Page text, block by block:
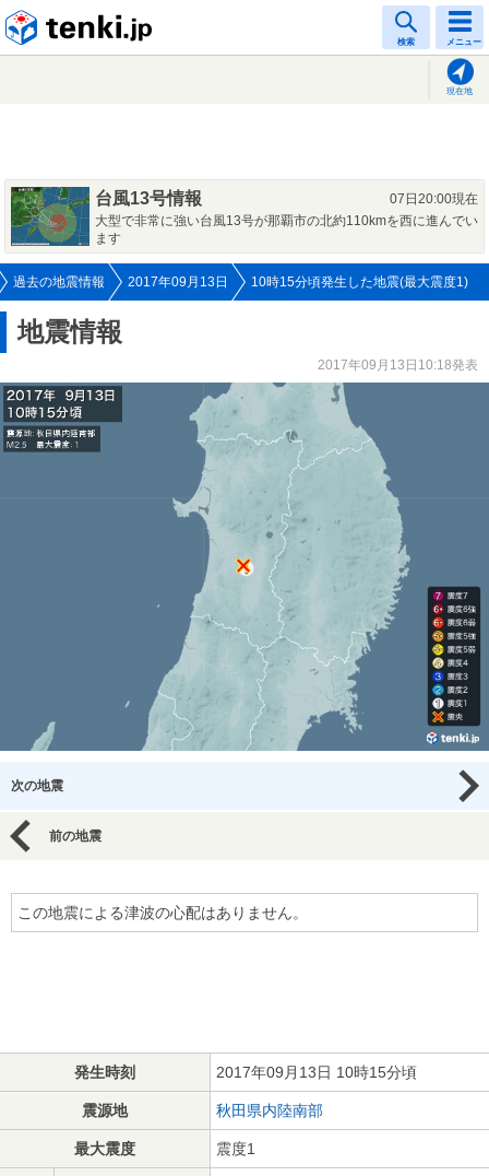
検索 メニュー
現在地
台風13号情報
07日20:00現在
大型で非常に強い台風13号が那覇市の北約110kmを西に進んでい
ます
過去の地震情報 2017年09月13日 10時15分頃発生した地震(最大震度1)
地震情報
2017年09月13日10:18発表
次の地震
前の地震
この地震による津波の心配はありません。
発生時刻 2017年09月13日 10時15分頃
震源地 秋田県内陸南部
最大震度 震度1